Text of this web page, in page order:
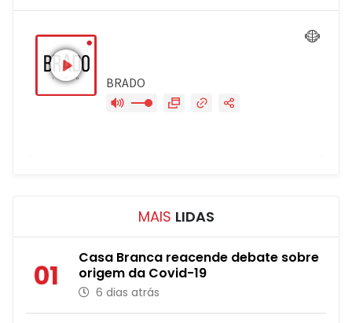
MAIS LIDAS
01
Casa Branca reacende debate sobre
origem da Covid-19
6 dias atrás